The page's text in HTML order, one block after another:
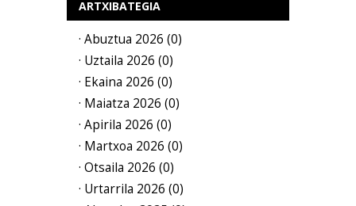
ARTXIBATEGIA
· Abuztua 2026 (0)
· Uztaila 2026 (0)
· Ekaina 2026 (0)
· Maiatza 2026 (0)
· Apirila 2026 (0)
· Martxoa 2026 (0)
· Otsaila 2026 (0)
· Urtarrila 2026 (0)